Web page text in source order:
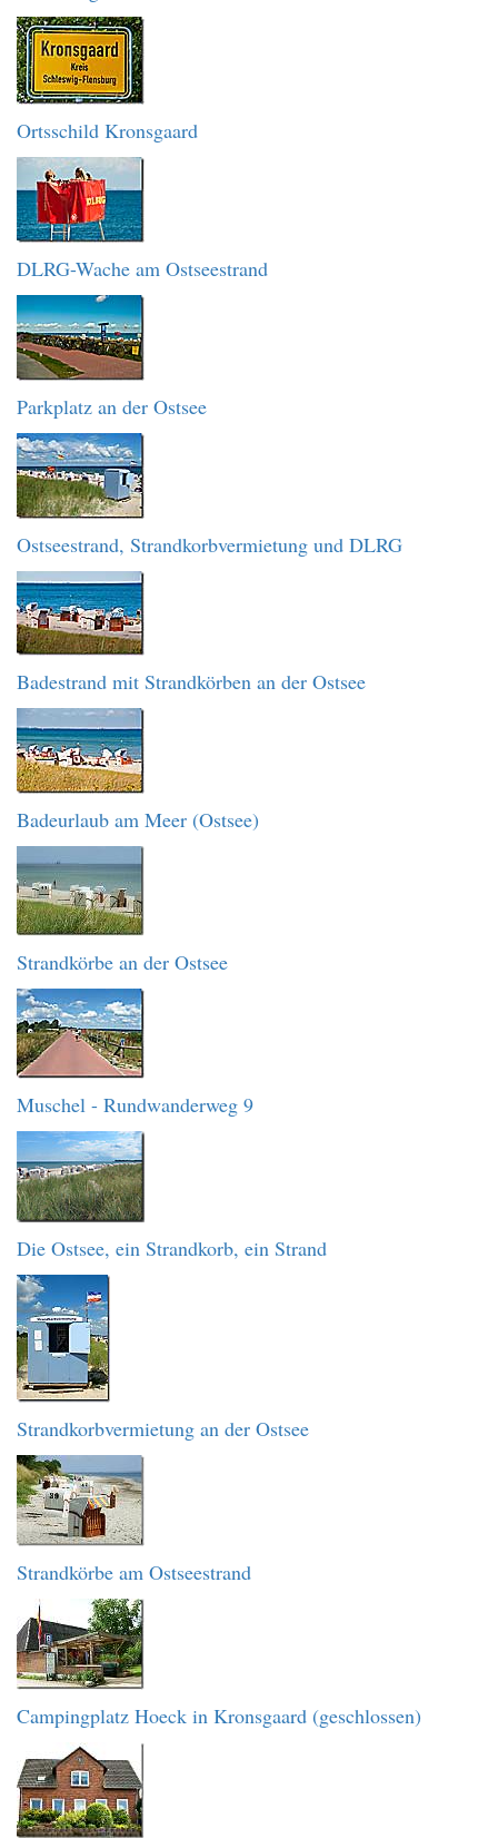
Ortsschild Kronsgaard
DLRG-Wache am Ostseestrand
Parkplatz an der Ostsee
Ostseestrand, Strandkorbvermietung und DLRG
Badestrand mit Strandkörben an der Ostsee
Badeurlaub am Meer (Ostsee)
Strandkörbe an der Ostsee
Muschel - Rundwanderweg 9
Die Ostsee, ein Strandkorb, ein Strand
Strandkorbvermietung an der Ostsee
Strandkörbe am Ostseestrand
Campingplatz Hoeck in Kronsgaard (geschlossen)